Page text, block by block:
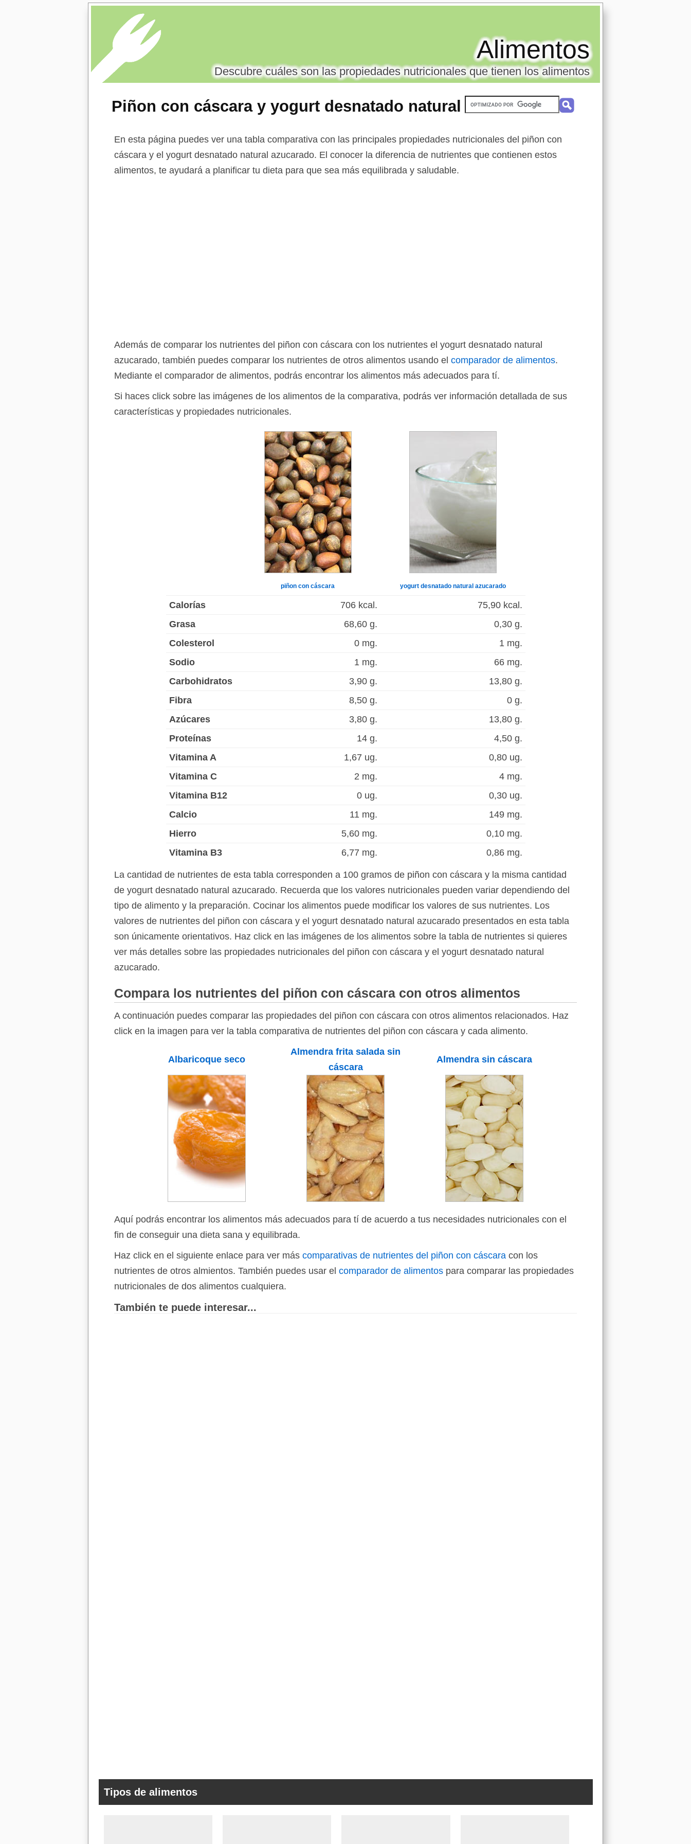
Piñon con cáscara y yogurt desnatado natural
azucarado
Alimentos
Descubre cuáles son las propiedades nutricionales que tienen los alimentos
En esta página puedes ver una tabla comparativa con las principales propiedades nutricionales del piñon con
cáscara y el yogurt desnatado natural azucarado. El conocer la diferencia de nutrientes que contienen estos
alimentos, te ayudará a planificar tu dieta para que sea más equilibrada y saludable.
Además de comparar los nutrientes del piñon con cáscara con los nutrientes el yogurt desnatado natural
azucarado, también puedes comparar los nutrientes de otros alimentos usando el comparador de alimentos.
Mediante el comparador de alimentos, podrás encontrar los alimentos más adecuados para tí.
Si haces click sobre las imágenes de los alimentos de la comparativa, podrás ver información detallada de sus
características y propiedades nutricionales.
piñon con cáscara yogurt desnatado natural azucarado
Calorías 706 kcal.
75,90 kcal.
Grasa
68,60 g.
0,30 g.
Colesterol
0 mg.
1 mg.
Sodio
1 mg.
66 mg.
Carbohidratos
3,90 g.
13,80 g.
Fibra
8,50 g.
0 g.
Azúcares
3,80 g.
13,80 g.
Proteínas
14 g.
4,50 g.
Vitamina A
1,67 ug.
0,80 ug.
Vitamina C
2 mg.
4 mg.
Vitamina B12
0 ug.
0,30 ug.
Calcio
11 mg.
149 mg.
Hierro
5,60 mg.
0,10 mg.
Vitamina B3
6,77 mg. 0,86 mg.
La cantidad de nutrientes de esta tabla corresponden a 100 gramos de piñon con cáscara y la misma cantidad
de yogurt desnatado natural azucarado. Recuerda que los valores nutricionales pueden variar dependiendo del
tipo de alimento y la preparación. Cocinar los alimentos puede modificar los valores de sus nutrientes. Los
valores de nutrientes del piñon con cáscara y el yogurt desnatado natural azucarado presentados en esta tabla
son únicamente orientativos. Haz click en las imágenes de los alimentos sobre la tabla de nutrientes si quieres
ver más detalles sobre las propiedades nutricionales del piñon con cáscara y el yogurt desnatado natural
azucarado.
Compara los nutrientes del piñon con cáscara con otros alimentos
A continuación puedes comparar las propiedades del piñon con cáscara con otros alimentos relacionados. Haz
click en la imagen para ver la tabla comparativa de nutrientes del piñon con cáscara y cada alimento.
Albaricoque seco
Almendra frita salada sin
cáscara
Almendra sin cáscara
Aquí podrás encontrar los alimentos más adecuados para tí de acuerdo a tus necesidades nutricionales con el
fin de conseguir una dieta sana y equilibrada.
Haz click en el siguiente enlace para ver más comparativas de nutrientes del piñon con cáscara con los
nutrientes de otros almientos. También puedes usar el comparador de alimentos para comparar las propiedades
nutricionales de dos alimentos cualquiera.
También te puede interesar...
Tipos de alimentos